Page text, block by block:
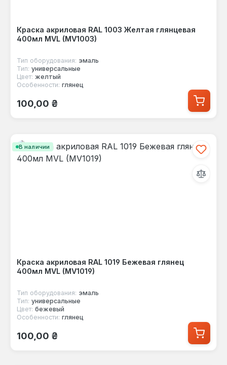
Краска акриловая RAL 1003 Желтая глянцевая
400мл MVL (MV1003)
Тип оборудования: эмаль
Тип: универсальные
Цвет: желтый
Особенности: глянец
Обычная цена:
100,00 ₴
В наличии
Краска акриловая RAL 1019 Бежевая глянец
400мл MVL (MV1019)
Тип оборудования: эмаль
Тип: универсальные
Цвет: бежевый
Особенности: глянец
Обычная цена:
100,00 ₴